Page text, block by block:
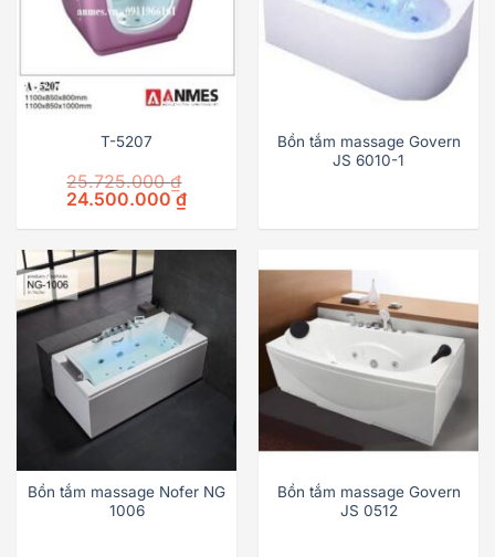
T-5207
25.725.000₫
Original
price
24.500.000₫Current
Bồn tắm massage Govern
JS 6010-1
Bồn tắm massage Nofer NG
1006
Bồn tắm massage Govern
JS 0512